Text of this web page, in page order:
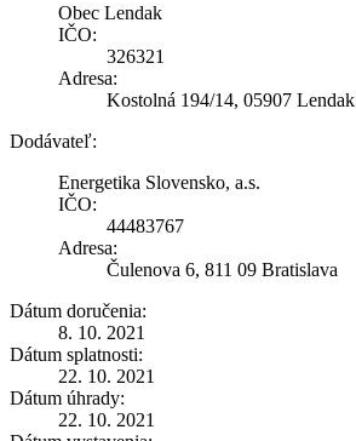
Obec Lendak
IČO:
326321
Adresa:
Kostolná 194/14, 05907 Lendak
Dodávateľ:
Energetika Slovensko, a.s.
IČO:
44483767
Adresa:
Čulenova 6, 811 09 Bratislava
Dátum doručenia:
8. 10. 2021
Dátum splatnosti:
22. 10. 2021
Dátum úhrady:
22. 10. 2021